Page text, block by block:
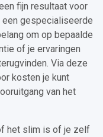
fijn resultaat voor
een gespecialiseerde
om op bepaalde
of je ervaringen
Via deze
kosten je kunt
van het
het slim is of je zelf